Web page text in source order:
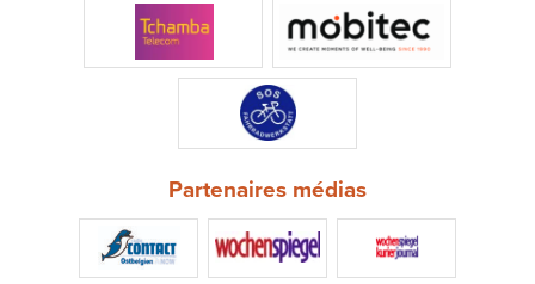
Partenaires médias